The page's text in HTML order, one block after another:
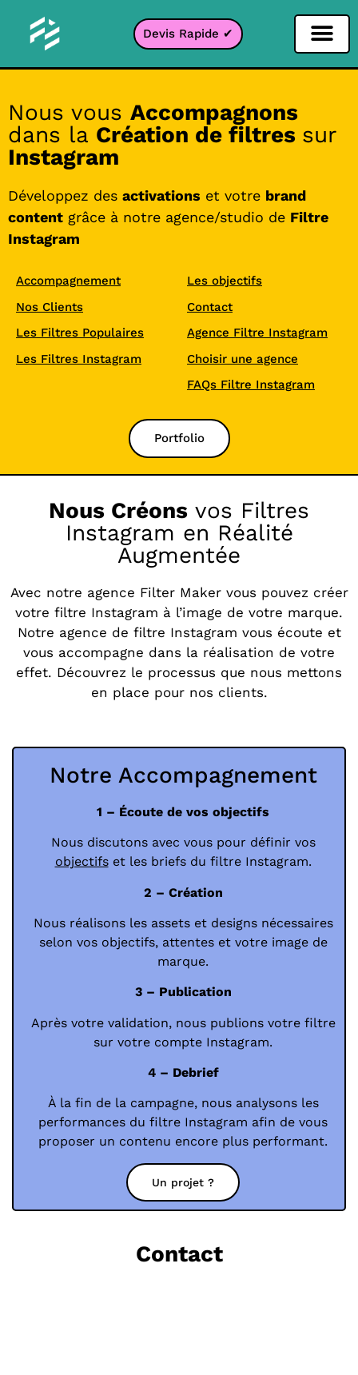
Devis Rapide ✔
Nous vous Accompagnons
dans la Création de filtres sur
Instagram
Développez des activations et votre brand
content grâce à notre agence/studio de Filtre
Instagram
Accompagnement
Nos Clients
Les Filtres Populaires
Les Filtres Instagram
Les objectifs
Contact
Agence Filtre Instagram
Choisir une agence
FAQs Filtre Instagram
Portfolio
Nous Créons vos Filtres
Instagram en Réalité
Augmentée
Avec notre agence Filter Maker vous pouvez créer
votre filtre Instagram à l’image de votre marque.
Notre agence de filtre Instagram vous écoute et
vous accompagne dans la réalisation de votre
effet. Découvrez le processus que nous mettons
en place pour nos clients.
Notre Accompagnement
1 – Écoute de vos objectifs
Nous discutons avec vous pour définir vos
objectifset les briefs du filtre Instagram.
2 – Création
Nous réalisons les assets et designs nécessaires
selon vos objectifs, attentes et votre image de
marque.
3 – Publication
Après votre validation, nous publions votre filtre
sur votre compte Instagram.
4 – Debrief
À la fin de la campagne, nous analysons les
performances du filtre Instagram afin de vous
proposer un contenu encore plus performant.
Un projet ?
Contact